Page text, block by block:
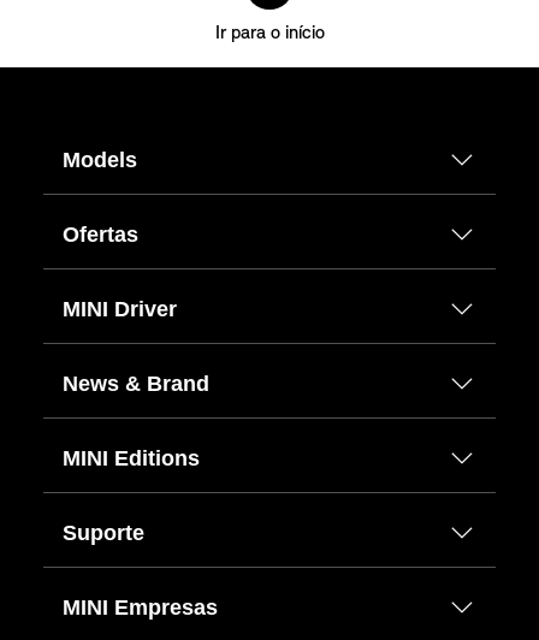
Ir para o início
Models
Ofertas
MINI Driver
News & Brand
MINI Editions
Suporte
MINI Empresas